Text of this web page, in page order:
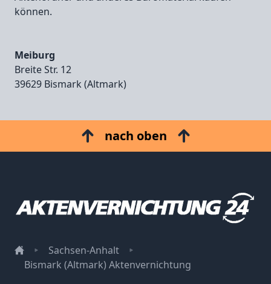
können.
Meiburg
Breite Str. 12
39629 Bismark (Altmark)
nach oben
Sachsen-Anhalt
Bismark (Altmark) Aktenvernichtung